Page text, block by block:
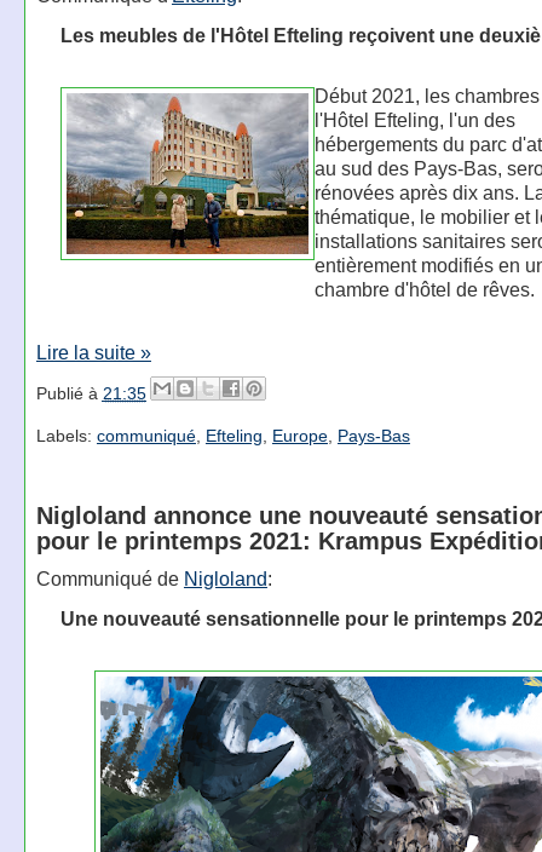
Les meubles de l'Hôtel Efteling reçoivent une
Début 2021, les
l'Hôtel Efteling, l'un des
hébergements du parc
au sud des Pays-Bas,
rénovées après dix ans.
thématique, le mobilier et
installations sanitaires
entièrement modifiés en
chambre d'hôtel de rêves.
Lire la suite »
Publié à 21:35
Labels: communiqué, Efteling Europe, Pays-Bas
Nigloland annonce une nouveauté
pour le printemps 2021: Krampus
Communiqué de Nigloland:
Une nouveauté sensationnelle pour le printemps